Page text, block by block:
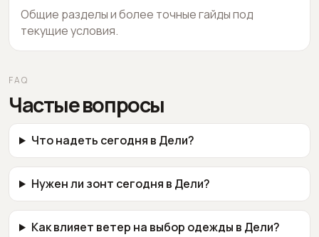
Общие разделы и более точные гайды под
текущие условия.
FAQ
Частые вопросы
Что надеть сегодня в Дели?
Нужен ли зонт сегодня в Дели?
Как влияет ветер на выбор одежды в Дели?